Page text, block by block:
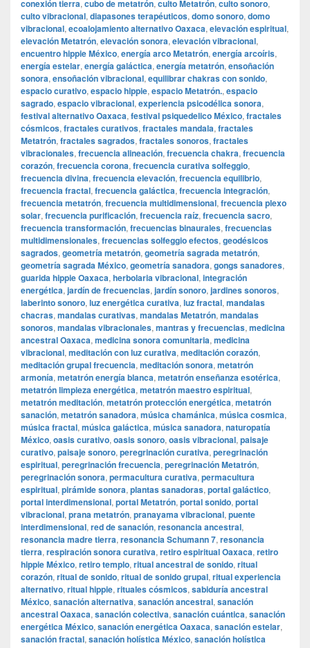
conexión tierra, cubo de metatrón, culto Metatrón, culto sonoro,
culto vibracional, diapasones terapéuticos, domo sonoro, domo
vibracional, ecoalojamiento alternativo Oaxaca, elevación espiritual,
elevación Metatrón, elevación sonora, elevación vibracional,
encuentro hippie México, energía arco Metatrón, energía arcoíris,
energía estelar, energía galáctica, energía metatrón, ensoñación
sonora, ensoñación vibracional, equilibrar chakras con sonido,
espacio curativo, espacio hippie, espacio Metatrón., espacio
sagrado, espacio vibracional, experiencia psicodélica sonora,
festival alternativo Oaxaca, festival psiquedelico México, fractales
cósmicos, fractales curativos, fractales mandala, fractales
Metatrón, fractales sagrados, fractales sonoros, fractales
vibracionales, frecuencia alineación, frecuencia chakra, frecuencia
corazón, frecuencia corona, frecuencia curativa solfeggio,
frecuencia divina, frecuencia elevación, frecuencia equilibrio,
frecuencia fractal, frecuencia galáctica, frecuencia integración,
frecuencia metatrón, frecuencia multidimensional, frecuencia plexo
solar, frecuencia purificación, frecuencia raíz, frecuencia sacro,
frecuencia transformación, frecuencias binaurales, frecuencias
multidimensionales, frecuencias solfeggio efectos, geodésicos
sagrados, geometría metatrón, geometría sagrada metatrón,
geometría sagrada México, geometría sanadora, gongs sanadores,
guarida hippie Oaxaca, herbolaria vibracional, integración
energética, jardín de frecuencias, jardín sonoro, jardines sonoros,
laberinto sonoro, luz energética curativa, luz fractal, mandalas
chacras, mandalas curativas, mandalas Metatrón, mandalas
sonoros, mandalas vibracionales, mantras y frecuencias, medicina
ancestral Oaxaca, medicina sonora comunitaria, medicina
vibracional, meditación con luz curativa, meditación corazón,
meditación grupal frecuencia, meditación sonora, metatrón
armonía, metatrón energía blanca, metatrón enseñanza esotérica,
metatrón limpieza energética, metatrón maestro espiritual,
metatrón meditación, metatrón protección energética, metatrón
sanación, metatrón sanadora, música chamánica, música cosmica,
música fractal, música galáctica, música sanadora, naturopatía
México, oasis curativo, oasis sonoro, oasis vibracional, paisaje
curativo, paisaje sonoro, peregrinación curativa, peregrinación
espiritual, peregrinación frecuencia, peregrinación Metatrón,
peregrinación sonora, permacultura curativa, permacultura
espiritual, pirámide sonora, plantas sanadoras, portal galáctico,
portal interdimensional, portal Metatrón, portal sonido, portal
vibracional, prana metatrón, pranayama vibracional, puente
interdimensional, red de sanación, resonancia ancestral,
resonancia madre tierra, resonancia Schumann 7, resonancia
tierra, respiración sonora curativa, retiro espiritual Oaxaca, retiro
hippie México, retiro templo, ritual ancestral de sonido, ritual
corazón, ritual de sonido, ritual de sonido grupal, ritual experiencia
alternativo, ritual hippie, rituales cósmicos, sabiduría ancestral
México, sanación alternativa, sanación ancestral, sanación
ancestral Oaxaca, sanación colectiva, sanación cuántica, sanación
energética México, sanación energética Oaxaca, sanación estelar,
sanación fractal, sanación holística México, sanación holística